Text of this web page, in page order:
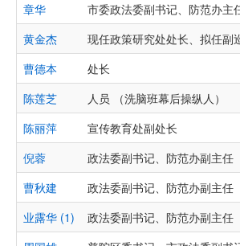
章华
市委政法委副书记、防范办主
黄金杰
现任政策研究处处长、拟任副
曹德本
处长
陈莲芝
人员 （洗脑班幕后操纵人）
陈丽萍
宣传教育处副处长
倪蓉
政法委副书记、防范办副主任
曹秋建
政法委副书记、防范办副主任
业露华 (1)
政法委副书记、防范办副主任